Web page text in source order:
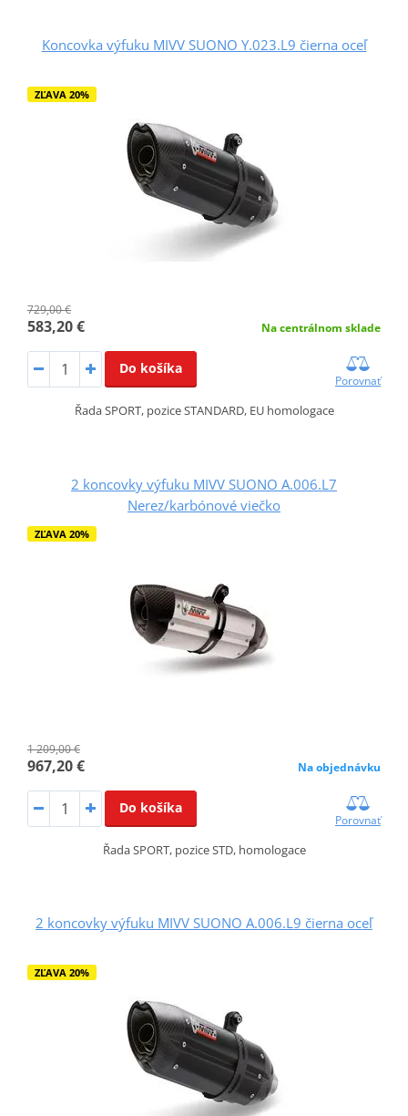
Koncovka výfuku MIVV SUONO Y.023.L9 čierna oceľ
ZĽAVA 20%
729,00 €
583,20 € Na centrálnom sklade
Do košíka
Porovnať
Řada SPORT, pozice STANDARD, EU homologace
2 koncovky výfuku MIVV SUONO A.006.L7
Nerez/karbónové viečko
ZĽAVA 20%
1 209,00 €
967,20 € Na objednávku
Do košíka
Porovnať
Řada SPORT, pozice STD, homologace
2 koncovky výfuku MIVV SUONO A.006.L9 čierna oceľ
ZĽAVA 20%